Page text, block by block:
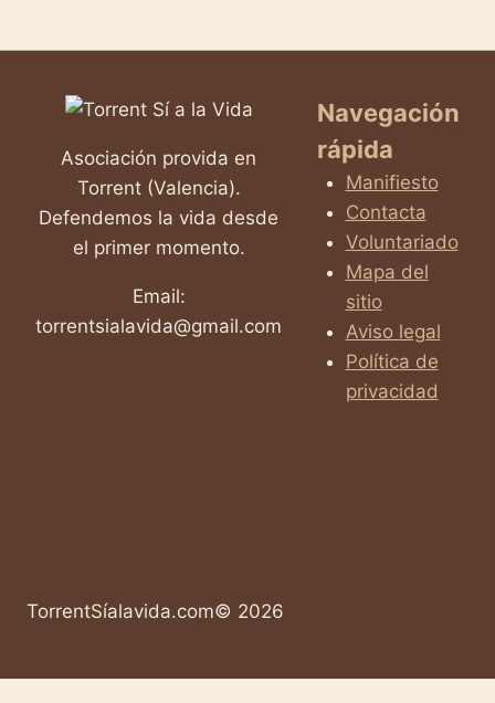
Asociación provida en
Torrent (Valencia).
Defendemos la vida desde
el primer momento.
Email:
torrentsialavida@gmail.com
Navegación
rápida
Manifiesto
Contacta
Voluntariado
Mapa del
sitio
Aviso legal
Política de
privacidad
TorrentSíalavida.com© 2026